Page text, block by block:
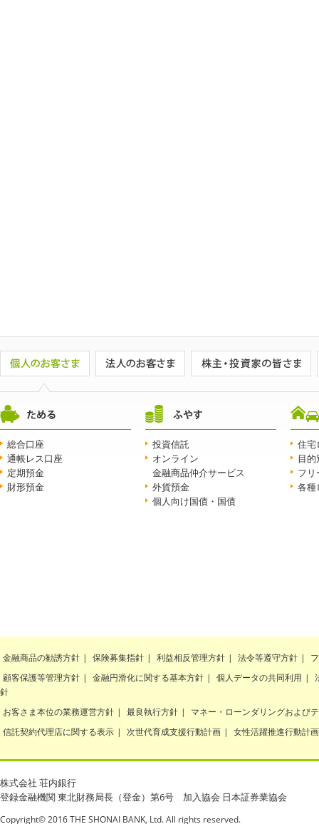
総合口座
通帳レス口座
定期預金
財形預金
投資信託
オンライン
金融商品仲介サービス
外貨預金
個人向け国債・国債
住宅
目的
フ
各種
金融商品の勧誘方針 | 保険募集指針 | 利益相反管理方針 | 法令等遵守方針 |
顧客保護等管理方針 | 金融円滑化に関する基本方針 | 個人データの共同利用 |
針
お客さま本位の業務運営方針 | 最良執行方針 |
マネー・ローンダリングおよび
信託契約代理店に関する表示 | 次世代育成支援行動計画 | 女性活躍推進行動計画
株式会社 荘内銀行
登録金融機関 東北財務局長（登金）第6号 加入協会 日本証券業協会
Copyright© 2016 THE SHONAI BANK, Ltd. All rights reserved.